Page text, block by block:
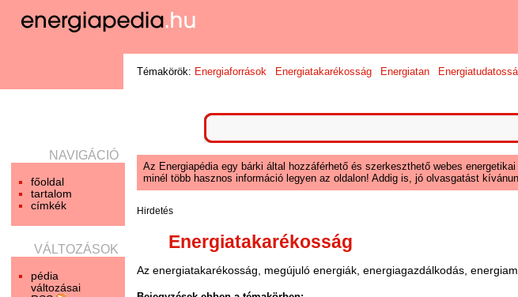
NAVIGÁCIÓ
főoldal
tartalom
címkék
VÁLTOZÁSOK
pédia
változásai
Témakörök: Energiaforrások Energiatakarékosság Energiatan
Az Energiapédia egy bárki által hozzáférhető és szerkeszthető webes
minél több hasznos információ legyen az oldalon! Addig is, jó olvasgatást
Hirdetés
Energiatakarékosság
Az energiatakarékosság, megújuló energiák, energiagazdálkodás,